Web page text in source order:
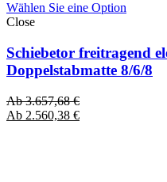
Wählen Sie eine Option
Close
Schiebetor freitragend
Doppelstabmatte 8/6/8
Ab3.657,68€
Ab 2.560,38 €